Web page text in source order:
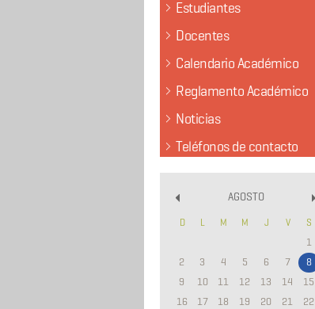
Estudiantes
Docentes
Calendario Académico
Reglamento Académico
Noticias
Teléfonos de contacto
AGOSTO
D L M M J V S
1
2
3 4 5 6 7
8
9
10 11 12 13 14
15
16
17 18 19 20 21
22